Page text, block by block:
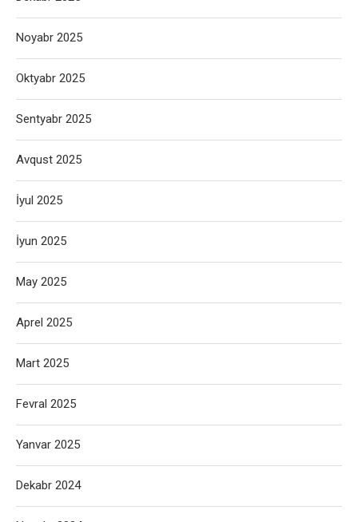
Noyabr 2025
Oktyabr 2025
Sentyabr 2025
Avqust 2025
İyul 2025
İyun 2025
May 2025
Aprel 2025
Mart 2025
Fevral 2025
Yanvar 2025
Dekabr 2024